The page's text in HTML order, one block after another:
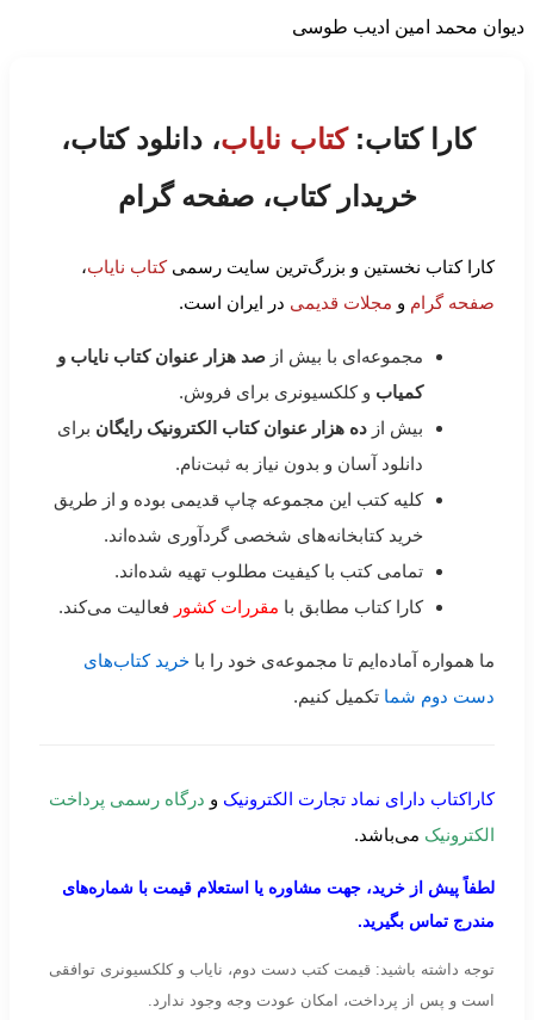
دیوان محمد امین ادیب طوسی
کارا کتاب:کتاب نایاب، دانلود کتاب،
خریدار کتاب، صفحه گرام
کارا کتاب نخستین و بزرگ‌ترین سایت رسمیکتاب نایاب،
صفحه گرام و مجلات قدیمی در ایران است.
مجموعه‌ای با بیش از صد هزار عنوان کتاب نایاب و
کمیاب و کلکسیونری برای فروش.
بیش از ده هزار عنوان کتاب الکترونیک رایگان برای
دانلود آسان و بدون نیاز به ثبت‌نام.
کلیه کتب این مجموعه چاپ قدیمی بوده و از طریق
خرید کتابخانه‌های شخصی گردآوری شده‌اند.
تمامی کتب با کیفیت مطلوب تهیه شده‌اند.
کارا کتاب مطابق با مقررات کشور فعالیت می‌کند.
ما همواره آماده‌ایم تا مجموعه‌ی خود را با خرید کتاب‌های
دست دوم شما تکمیل کنیم.
کاراکتاب دارای نماد تجارت الکترونیک و درگاه رسمی پرداخت
الکترونیک می‌باشد.
لطفاً پیش از خرید، جهت مشاوره یا استعلام قیمت با شماره‌های
مندرج تماس بگیرید.
توجه داشته باشید: قیمت کتب دست دوم، نایاب و کلکسیونری توافقی
است و پس از پرداخت، امکان عودت وجه وجود ندارد.